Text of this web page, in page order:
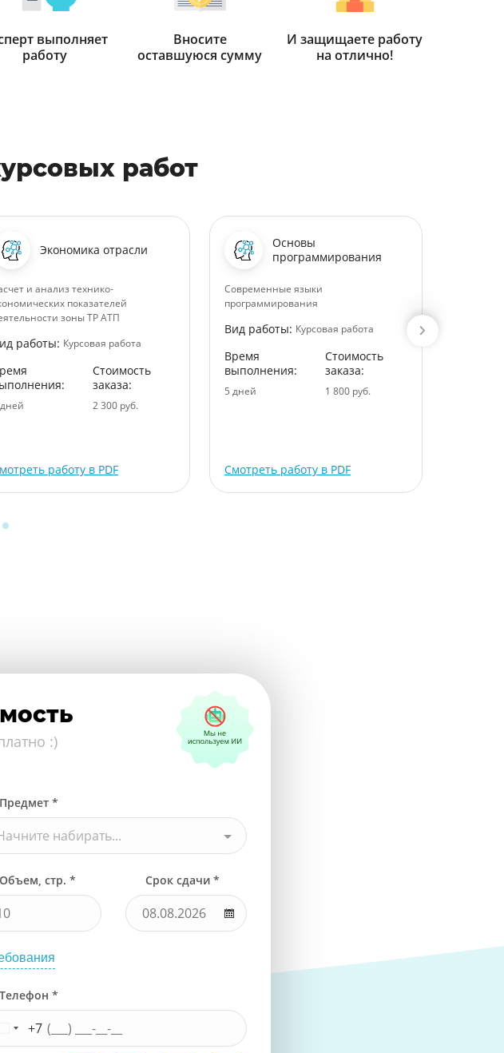
выполняет
работу
Вносите
оставшуюся сумму
И защищаете работу
на отлично!
работ
Экономика отрасли
и анализ технико-
показателей
зоны ТР АТП
работы: Курсовая работа
Стоимость
заказа:
2 300 руб.
работу в PDF
Основы
программирования
Современные языки
программирования
Вид работы: Курсовая работа
Время
выполнения:
5 дней
Стоимость
заказа:
1 800 руб.
Смотреть работу в PDF
:)
Предмет *
набирать...
Объем, стр. * Срок сдачи *
Телефон *
+7